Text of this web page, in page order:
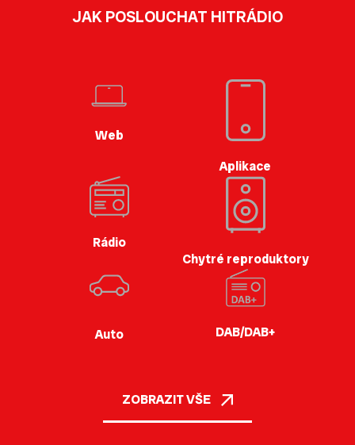
JAK POSLOUCHAT HITRÁDIO
Web
Aplikace
Rádio
Chytré reproduktory
Auto DAB/DAB+
ZOBRAZIT VŠE